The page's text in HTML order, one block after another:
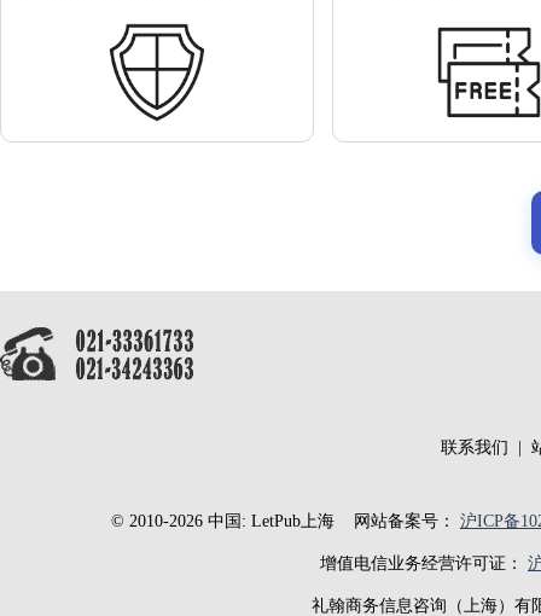
联系我们
© 2010-2026 中国: LetPub上海网站备案号： 沪ICP备
增值电信业务经营许可证：
礼翰商务信息咨询（上海）